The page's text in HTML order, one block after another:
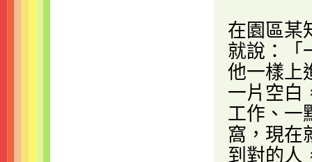
在園區某
就說：「
他一樣上
一片空白
工作、一
窩，現在
到對的人